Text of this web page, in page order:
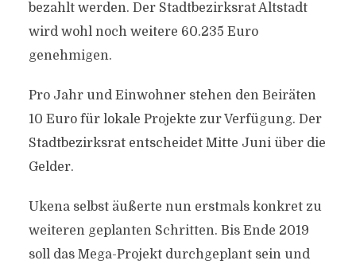
bezahlt werden. Der Stadtbezirksrat Altstadt
wird wohl noch weitere 60.235 Euro
genehmigen.
Pro Jahr und Einwohner stehen den Beiräten
10 Euro für lokale Projekte zur Verfügung. Der
Stadtbezirksrat entscheidet Mitte Juni über die
Gelder.
Ukena selbst äußerte nun erstmals konkret zu
weiteren geplanten Schritten. Bis Ende 2019
soll das Mega-Projekt durchgeplant sein und